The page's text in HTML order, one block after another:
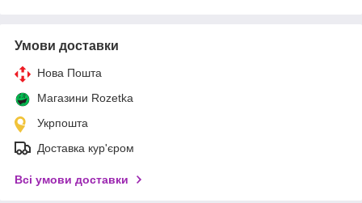
Умови доставки
Нова Пошта
Магазини Rozetka
Укрпошта
Доставка кур'єром
Всі умови доставки